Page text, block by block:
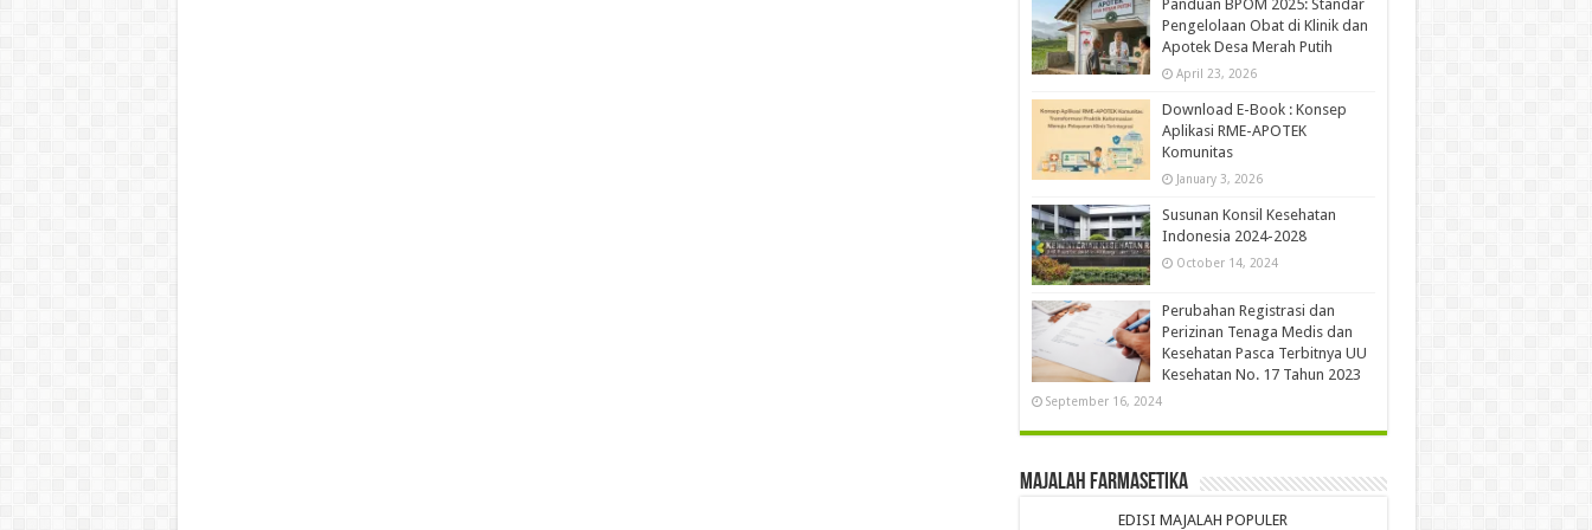
Panduan BPOM 2025: Standar
Pengelolaan Obat di Klinik dan
Apotek Desa Merah Putih
April 23, 2026
Download E-Book : Konsep
Aplikasi RME-APOTEK
Komunitas
January 3, 2026
Susunan Konsil Kesehatan
Indonesia 2024-2028
October 14, 2024
Perubahan Registrasi dan
Perizinan Tenaga Medis dan
Kesehatan Pasca Terbitnya UU
Kesehatan No. 17 Tahun 2023
September 16, 2024
Majalah Farmasetika
EDISI MAJALAH POPULER